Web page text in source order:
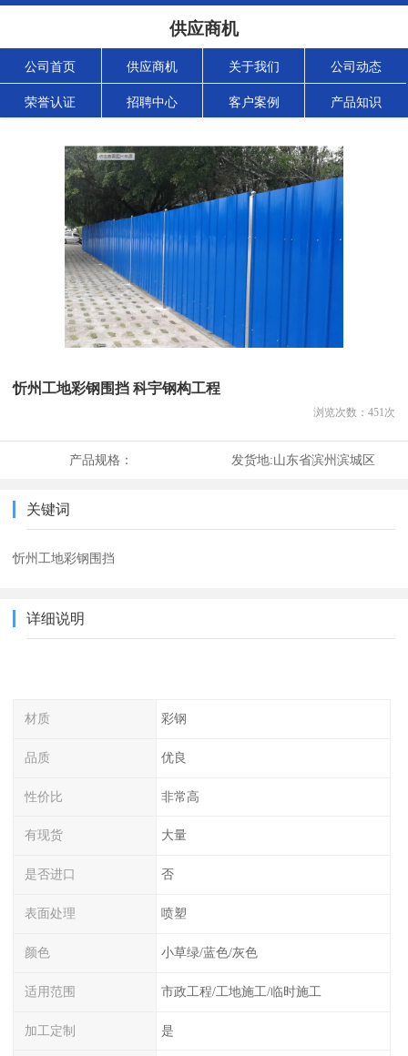
供应商机
公司首页 供应商机 关于我们 公司动态
荣誉认证 招聘中心 客户案例 产品知识
忻州工地彩钢围挡 科宇钢构工程
浏览次数： 451次
产品规格： 发货地:山东省滨州滨城区
关键词
忻州工地彩钢围挡
详细说明
材质 彩钢
品质 优良
性价比 非常高
有现货 大量
是否进口 否
表面处理 喷塑
颜色 小草绿/蓝色/灰色
适用范围 市政工程/工地施工/临时施工
加工定制 是